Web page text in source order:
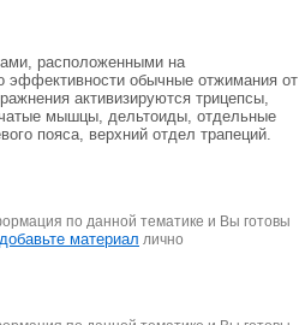
расположенными на
эффективности обычные отжимания от
активизируются трицепсы,
мышцы, дельтоиды, отдельные
пояса, верхний отдел трапеций.
по данной тематике и Вы готовы
добавьте материал лично